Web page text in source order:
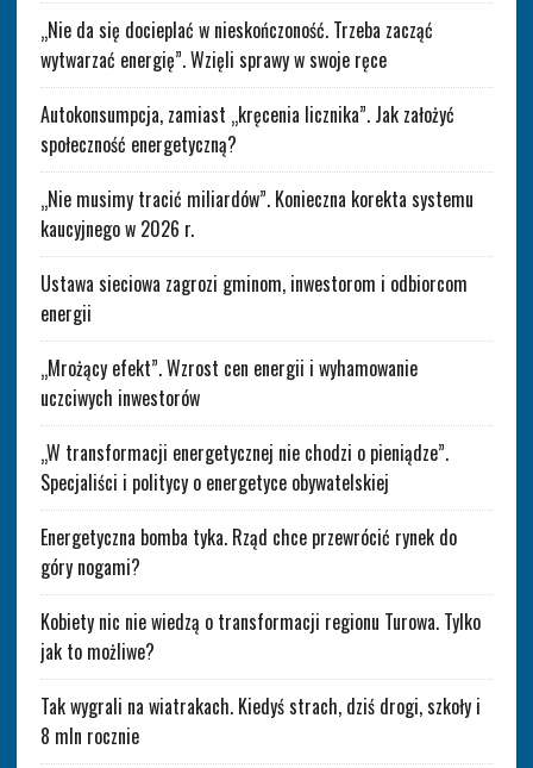
„Nie da się docieplać w nieskończoność. Trzeba zacząć
wytwarzać energię”. Wzięli sprawy w swoje ręce
Autokonsumpcja, zamiast „kręcenia licznika”. Jak założyć
społeczność energetyczną?
„Nie musimy tracić miliardów”. Konieczna korekta systemu
kaucyjnego w 2026 r.
Ustawa sieciowa zagrozi gminom, inwestorom i odbiorcom
energii
„Mrożący efekt”. Wzrost cen energii i wyhamowanie
uczciwych inwestorów
„W transformacji energetycznej nie chodzi o pieniądze”.
Specjaliści i politycy o energetyce obywatelskiej
Energetyczna bomba tyka. Rząd chce przewrócić rynek do
góry nogami?
Kobiety nic nie wiedzą o transformacji regionu Turowa. Tylko
jak to możliwe?
Tak wygrali na wiatrakach. Kiedyś strach, dziś drogi, szkoły i
8 mln rocznie